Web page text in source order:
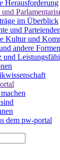
Herausforderung
im Überblick
und
Kultur und
andere
und
dem pw-portal